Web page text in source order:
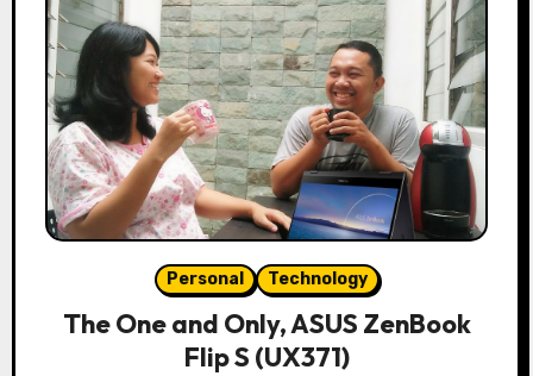
Personal Technology
The One and Only, ASUS ZenBook
Flip S (UX371)